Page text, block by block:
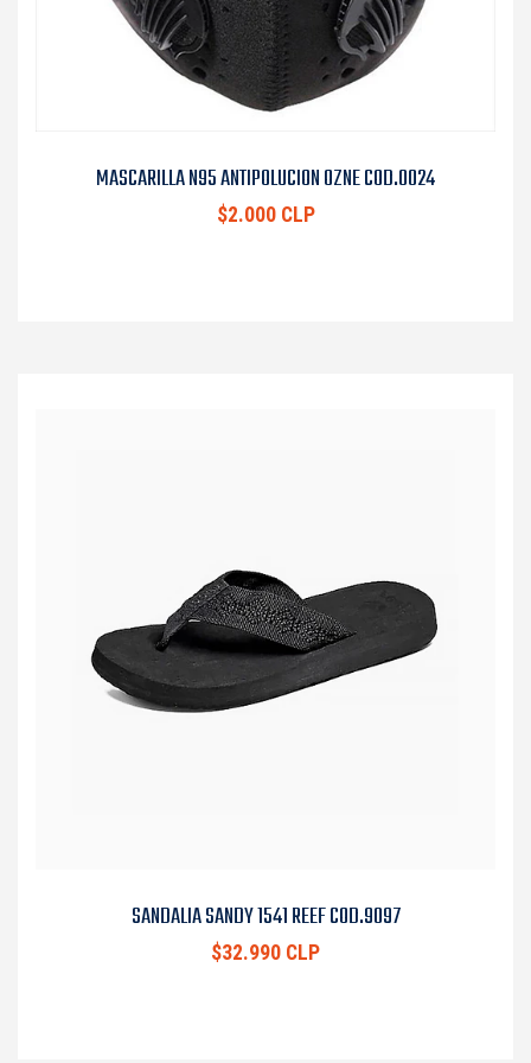
MASCARILLA N95 ANTIPOLUCION OZNE COD.0024
$2.000 CLP
SANDALIA SANDY 1541 REEF COD.9097
$32.990 CLP